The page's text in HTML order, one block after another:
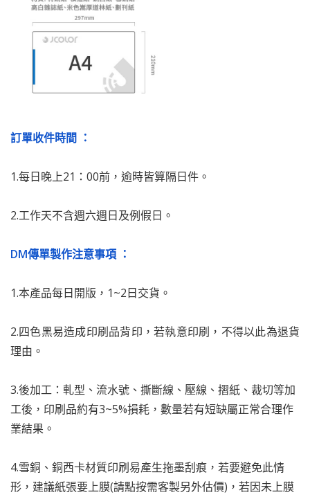
訂單收件時間 ：
1.每日晚上21：00前，逾時皆算隔日件。
2.工作天不含週六週日及例假日。
DM傳單製作注意事項 ：
1.本產品每日開版，1~2日交貨。
2.四色黑易造成印刷品背印，若執意印刷，不得以此為退貨
理由。
3.後加工：軋型、流水號、撕斷線、壓線、摺紙、裁切等加
工後，印刷品約有3~5%損耗，數量若有短缺屬正常合理作
業結果。
4.雪銅、銅西卡材質印刷易產生拖墨刮痕，若要避免此情
形，建議紙張要上膜(請點按需客製另外估價)，若因未上膜